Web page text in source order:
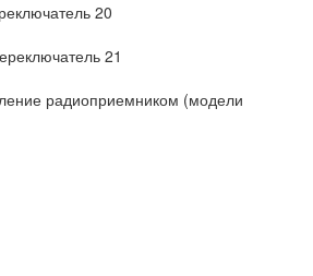
20
21
радиоприемником (модели